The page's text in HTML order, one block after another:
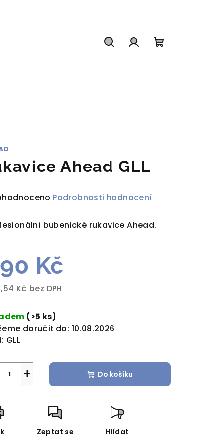
Ahead GLL
Podrobnosti hodnocení
bubenické rukavice Ahead.
Kč
Kč bez DPH
(>5 ks)
doručit do: 10.08.2026
GLL
+ Do košíku
Zeptat se Hlídat